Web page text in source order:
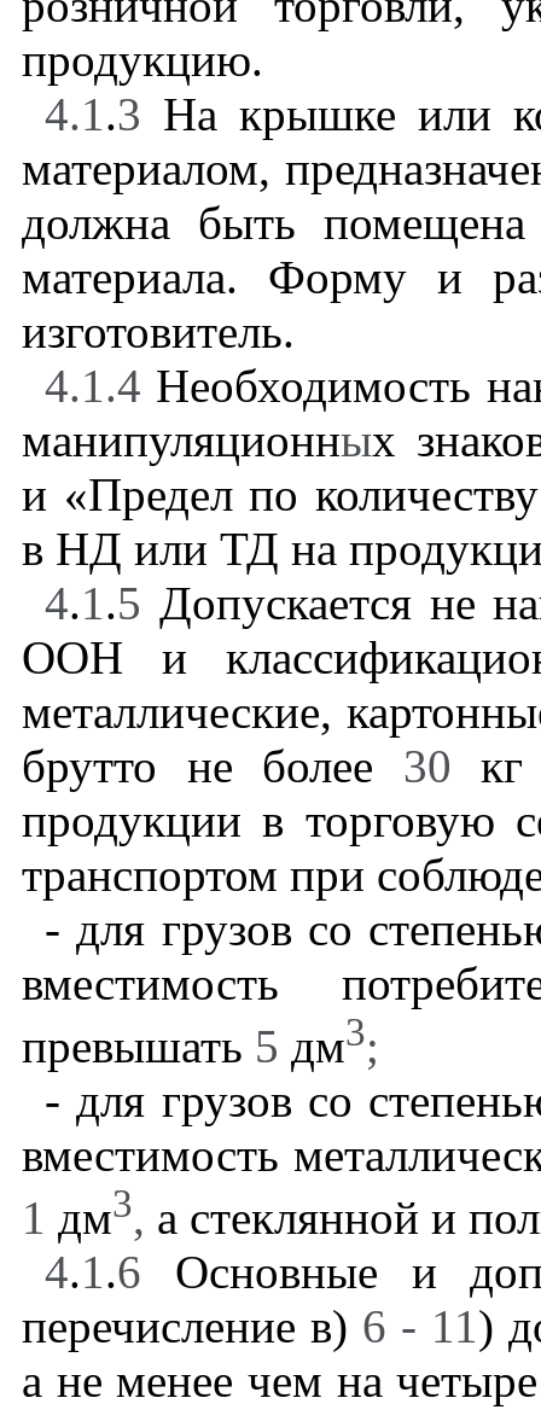
продукцию.
4.1.3 На крышке или
материалом,
должна быть
материала. Форму и
изготовитель.
4.1.4 Необходимость
манипуляционных
и «Предел по
в НД или ТД на
4.1.5 Допускается не
ООН и
металлические,
брутто не более 30 кг
продукции в торговую
транспортом при
- для грузов со
вместимость
превышать 5 дм3;
- для грузов со
вместимость
1 дм3, а стеклянной и
4.1.6 Основные и
перечисление в) 6 - 11)
а не менее чем на